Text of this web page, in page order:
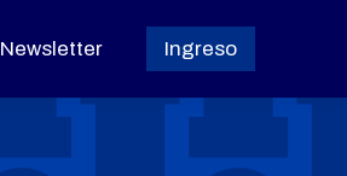
Newsletter Ingreso
Newsletter Ingreso